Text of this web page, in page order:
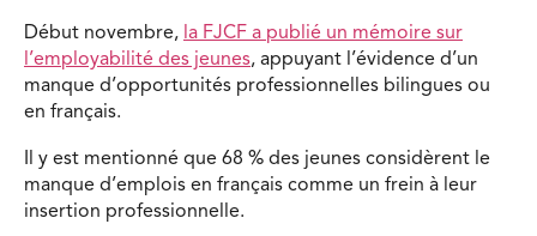
Début novembre, la FJCF a publié un mémoire sur
l’employabilité des jeunes, appuyant l’évidence d’un
manque d’opportunités professionnelles bilingues ou
en français.
Il y est mentionné que 68 % des jeunes considèrent le
manque d’emplois en français comme un frein à leur
insertion professionnelle.